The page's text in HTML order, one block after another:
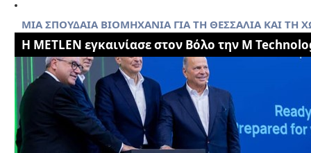
ΜΙΑ ΣΠΟΥΔΑΙΑ ΒΙΟΜΗΧΑΝΙΑ ΓΙΑ ΤΗ ΘΕΣΣΑΛΙΑ ΚΑΙ ΤΗ
Η METLEN εγκαινίασε στον Βόλο την M